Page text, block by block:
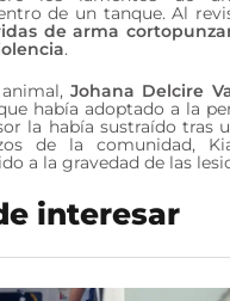
de un tanque. Al
de arma
.
animal,Johana Delcire
había adoptado a la
la había sustraído tras
de la comunidad,
a la gravedad de las
interesar